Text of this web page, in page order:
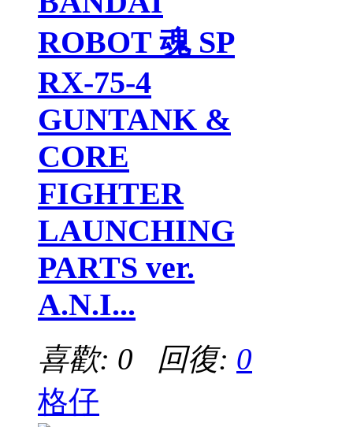
ROBOT 魂 SP
RX-75-4
GUNTANK &
CORE
FIGHTER
LAUNCHING
PARTS ver.
A.N.I...
喜歡: 0 回復: 0
格仔